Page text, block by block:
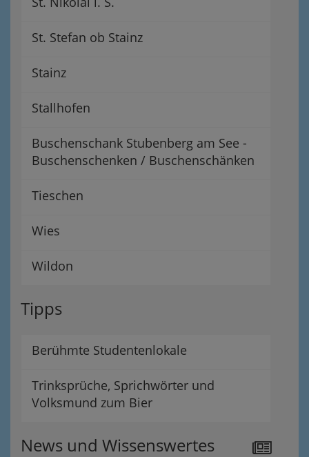
St. Stefan ob Stainz
Stainz
Stallhofen
Buschenschank Stubenberg am See -
Buschenschenken / Buschenschänken
Tieschen
Wies
Wildon
Tipps
Berühmte Studentenlokale
Trinksprüche, Sprichwörter und
Volksmund zum Bier
News und Wissenswertes